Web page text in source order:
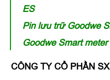
ES
Pin lưu trữ Goodwe
Goodwe Smart
CÔNG TY CỔ PHẦN